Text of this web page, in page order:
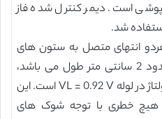
است. دیمر کنترل شده فاز
شد.
5 سانتی با هردو انتهای متصل به ستون های
مس سردشده از طریق فین حدود 2 سانتی متر طول می باشد،
مقاومت کلی برابر بود. کاهش ولتاژ در لوله VL = 0.92 V است. این
هیچ خطری با توجه شوک های